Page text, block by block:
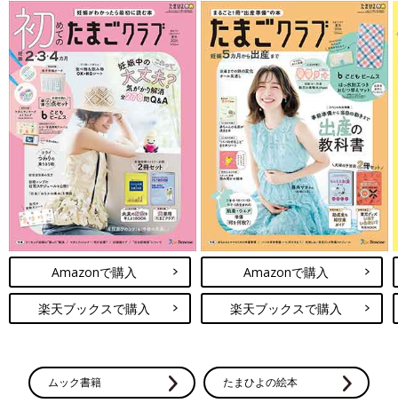
Amazonで購入
楽天ブックスで購入
Amazonで購入
楽天ブックスで購入
ムック書籍 たまひよの絵本